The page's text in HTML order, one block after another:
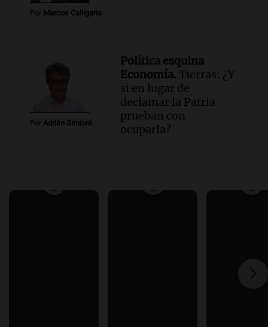
Por Marcos Calligaris
Por Adrián Simioni
Política esquina
Economía. Tierras: ¿Y
si en lugar de
declamar la Patria
prueban con
ocuparla?